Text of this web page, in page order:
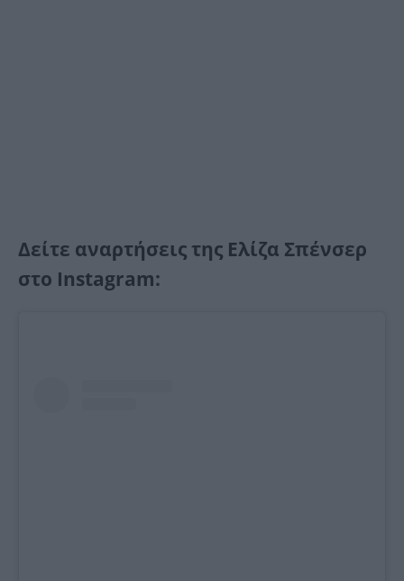
Δείτε αναρτήσεις της Ελίζα Σπένσερ
στο Instagram: